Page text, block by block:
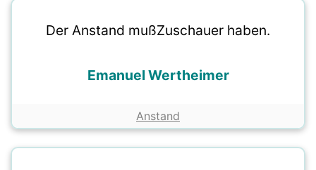
Der Anstand mußZuschauer haben.
Emanuel Wertheimer
Anstand